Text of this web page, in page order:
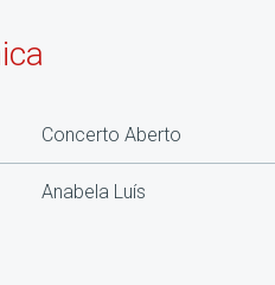
Concerto Aberto
Anabela Luís